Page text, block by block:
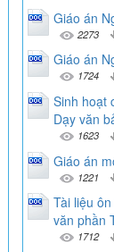
Giáo án
2273
Giáo án
1724
Sinh hoạt
Dạy văn
1623
Giáo án
1221
Tài liệu
văn phần
1712